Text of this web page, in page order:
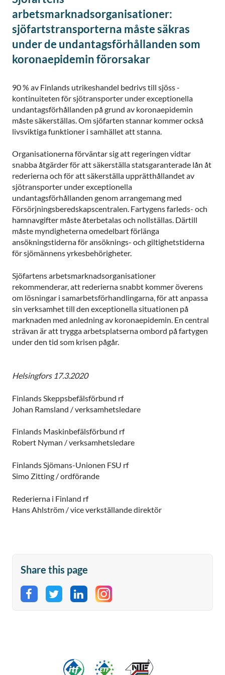
arbetsmarknadsorganisationer:
sjöfartstransporterna måste säkras
under de undantagsförhållanden som
koronaepidemin förorsakar
90 % av Finlands utrikeshandel bedrivs till sjöss -
kontinuiteten för sjötransporter under exceptionella
undantagsförhållanden på grund av koronaepidemin
måste säkerställas. Om sjöfarten stannar kommer också
livsviktiga funktioner i samhället att stanna.
Organisationerna förväntar sig att regeringen vidtar
snabba åtgärder för att säkerställa statsgaranterade lån åt
rederierna och för att säkerställa upprätthållandet av
sjötransporter under exceptionella
undantagsförhållanden genom arrangemang med
Försörjningsberedskapscentralen. Fartygens farleds- och
hamnavgifter måste återbetalas och nollställas. Därtill
måste myndigheterna omedelbart förlänga
ansökningstiderna för ansöknings- och giltighetstiderna
för sjömännens yrkesbehörigheter.
Sjöfartens arbetsmarknadsorganisationer
rekommenderar, att rederierna snabbt kommer överens
om lösningar i samarbetsförhandlingarna, för att anpassa
sin verksamhet till den exceptionella situationen på
marknaden med anledning av koronaepidemin. En central
strävan är att trygga arbetsplatserna ombord på fartygen
under den tid som krisen pågår.
Helsingfors 17.3.2020
Finlands Skeppsbefälsförbund rf
Johan Ramsland / verksamhetsledare
Finlands Maskinbefälsförbund rf
Robert Nyman / verksamhetsledare
Finlands Sjömans-Unionen FSU rf
Simo Zitting / ordförande
Rederierna i Finland rf
Hans Ahlström / vice verkställande direktör
Share this page
Share on Facebook
Share on Twitter
Share on LinkedIn